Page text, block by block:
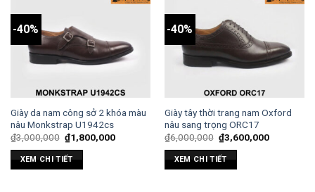
-40%
Giày da nam công sở 2 khóa màu
nâu Monkstrap U1942cs
₫3,000,000 ₫1,800,000
XEM CHI TIẾT
-40%
Giày tây thời trang nam Oxford
nâu sang trọng ORC17
₫6,000,000 ₫3,600,000
XEM CHI TIẾT